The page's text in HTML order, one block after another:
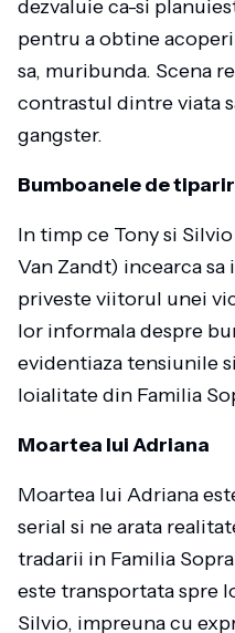
dezvaluie ca-si
pentru a obtine
sa, muribunda. Scena
contrastul dintre viata
gangster.
Bumboanele de
In timp ce Tony si
Van Zandt) incearca sa
priveste viitorul unei
lor informala despre
evidentiaza tensiunile
loialitate din Familia
Moartea lui Adriana
Moartea lui Adriana
serial si ne arata
tradarii in Familia
este transportata spre
Silvio, impreuna cu